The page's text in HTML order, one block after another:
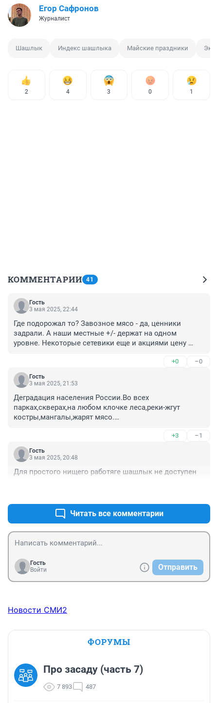
Егор Сафронов
Журналист
Шашлык Индекс шашлыка Майские праздники
2 4 3 0 1
КОММЕНТАРИИ 41
Гость
3 мая 2025, 22:44
Где подорожал то? Завозное мясо - да, ценники
задрали. А наши местные +/- держат на одном
уровне. Некоторые сетевики еще и акциями цену
+0 –0
Гость
3 мая 2025, 21:53
Деградация населения России.Во всех
парках,скверах,на любом клочке леса,реки-жгут
костры,мангалы,жарят мясо.
Хочет подышать Чистым Воздухом!!!
Вообще,интересно,откуда столько мяса?
Мало подорожал!Любой маргинал себе может
+3 –1
Гость
3 мая 2025, 20:48
Для простого нищего работяге шашлык не доступен
Читать все комментарии
Гость
Войти
Отправить
Новости СМИ2
ФОРУМЫ
Про засаду (часть 7)
7 893 487